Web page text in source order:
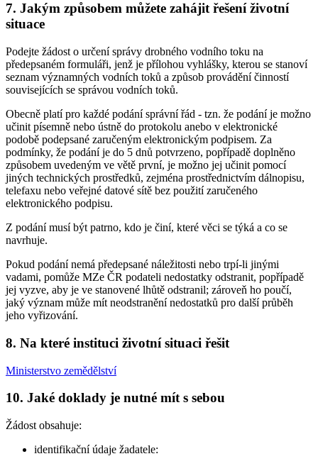
7. Jakým způsobem můžete zahájit řešení životní
situace
Podejte žádost o určení správy drobného vodního toku na
předepsaném formuláři, jenž je přílohou vyhlášky, kterou se stanoví
seznam významných vodních toků a způsob provádění činností
souvisejících se správou vodních toků.
Obecně platí pro každé podání správní řád - tzn. že podání je možno
učinit písemně nebo ústně do protokolu anebo v elektronické
podobě podepsané zaručeným elektronickým podpisem. Za
podmínky, že podání je do 5 dnů potvrzeno, popřípadě doplněno
způsobem uvedeným ve větě první, je možno jej učinit pomocí
jiných technických prostředků, zejména prostřednictvím dálnopisu,
telefaxu nebo veřejné datové sítě bez použití zaručeného
elektronického podpisu.
Z podání musí být patrno, kdo je činí, které věci se týká a co se
navrhuje.
Pokud podání nemá předepsané náležitosti nebo trpí-li jinými
vadami, pomůže MZe ČR podateli nedostatky odstranit, popřípadě
jej vyzve, aby je ve stanovené lhůtě odstranil; zároveň ho poučí,
jaký význam může mít neodstranění nedostatků pro další průběh
jeho vyřizování.
8. Na které instituci životní situaci řešit
Ministerstvo zemědělství
10. Jaké doklady je nutné mít s sebou
Žádost obsahuje:
identifikační údaje žadatele: